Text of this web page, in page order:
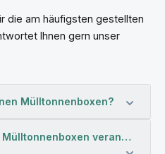
die am häufigsten gestellten
Ihnen gern unser
Mülltonnenboxen?
Muss man die Gabionen Mülltonnenboxen verankern?